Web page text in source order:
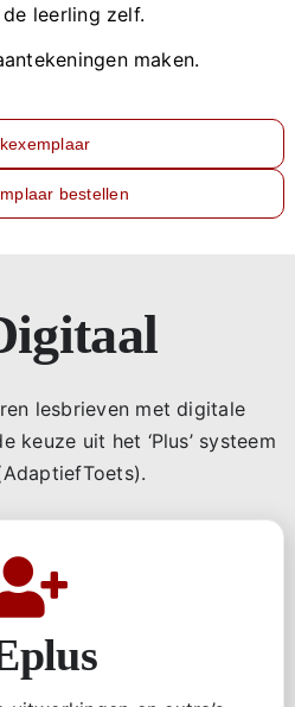
leerling zelf.
maken.
bestellen
lesbrieven met digitale
keuze uit het ‘Plus’ systeem